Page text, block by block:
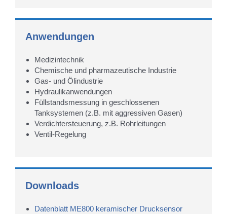
Anwendungen
Medizintechnik
Chemische und pharmazeutische Industrie
Gas- und Ölindustrie
Hydraulikanwendungen
Füllstandsmessung in geschlossenen
Tanksystemen (z.B. mit aggressiven Gasen)
Verdichtersteuerung, z.B. Rohrleitungen
Ventil-Regelung
Downloads
Datenblatt ME800 keramischer Drucksensor